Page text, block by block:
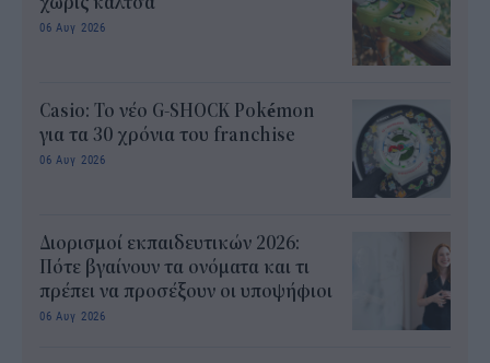
06 Αυγ 2026
Casio: Το νέο G-SHOCK Pokémon
για τα 30 χρόνια του franchise
06 Αυγ 2026
Διορισμοί εκπαιδευτικών 2026:
Πότε βγαίνουν τα ονόματα και τι
πρέπει να προσέξουν οι υποψήφιοι
06 Αυγ 2026